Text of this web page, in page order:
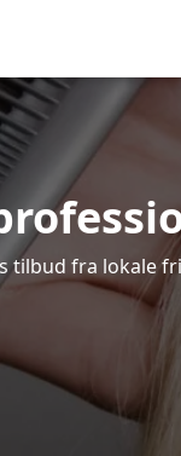
tilbud fra lokale